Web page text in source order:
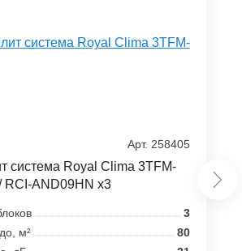
Арт. 258405
система Royal Clima 3TFM-
RCI-AND09HN x3
3
м²
80